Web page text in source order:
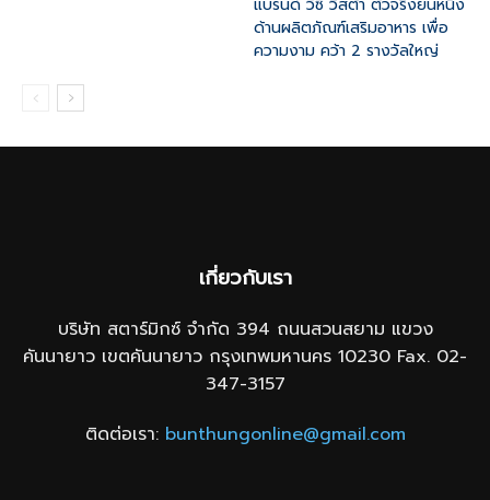
แบรนด์ วีซี วิสต้า ตัวจริงยืนหนึ่ง
ด้านผลิตภัณฑ์เสริมอาหาร เพื่อ
ความงาม คว้า 2 รางวัลใหญ่
เกี่ยวกับเรา
บริษัท สตาร์มิกซ์ จำกัด 394 ถนนสวนสยาม แขวง
คันนายาว เขตคันนายาว กรุงเทพมหานคร 10230 Fax. 02-
347-3157
ติดต่อเรา: bunthungonline@gmail.com